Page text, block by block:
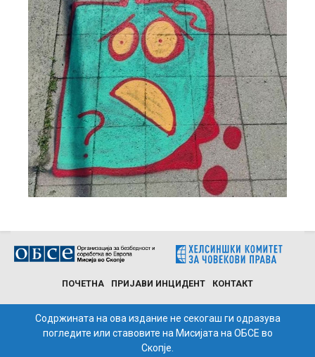
ПОЧЕТНА ПРИЈАВИ ИНЦИДЕНТ КОНТАКТ
Содржината на ова издание не секогаш ги одразува
погледите или ставовите на Мисијата на ОБСЕ во
Скопје.